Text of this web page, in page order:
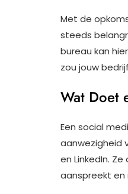
Met de
steeds
bureau kan
zou jouw
Wat Doet
Een social
aanwezigheid
en LinkedIn.
aanspreekt